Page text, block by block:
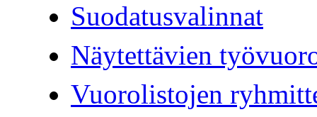
Suodatusvalinnat
Näytettävien
Vuorolistojen